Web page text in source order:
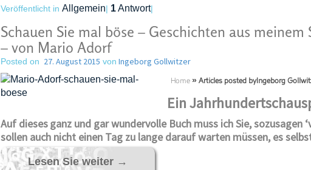
Veröffentlicht in Allgemein| 1Antwort|
Schauen Sie mal böse – Geschichten aus meinem
– von Mario Adorf
Posted on 27. August 2015 von Ingeborg Gollwitzer
Home » Articles posted byIngeborg
Ein
Auf diesesganz und gar wundervolle Buch muss ich Sie, sozusagen
sollen auch nicht einen Tag zu lange darauf warten müssen, es
Lesen Sie weiter →